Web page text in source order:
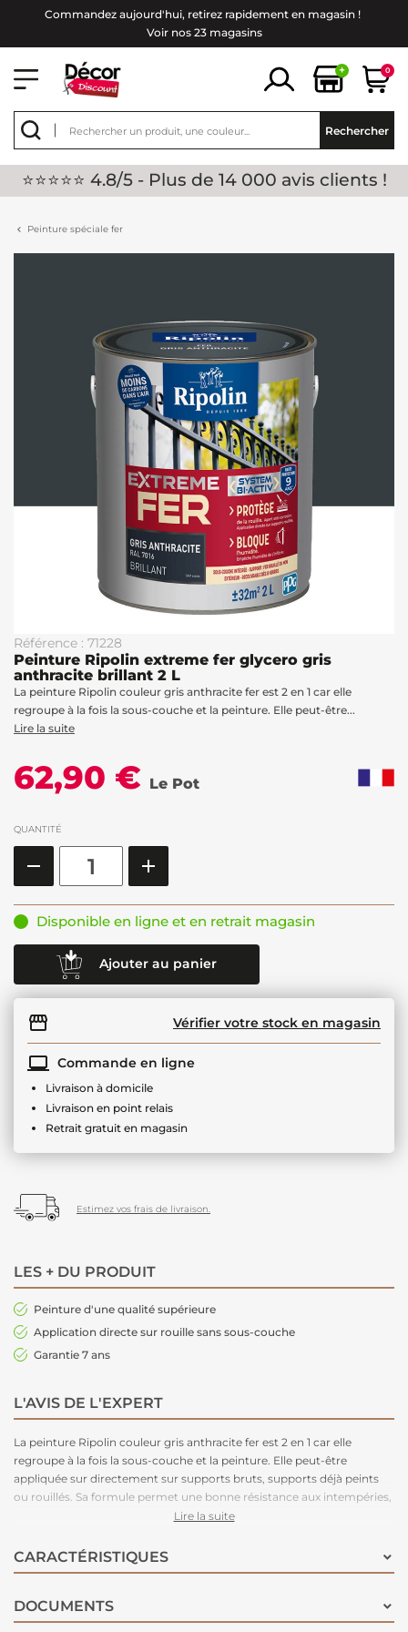
Commandez aujourd'hui, retirez rapidement en magasin !
Voir nos 23 magasins
+ 0
Rechercher
⭐⭐⭐⭐⭐ 4.8/5 - Plus de 14 000 avis clients !
Peinture spéciale fer
Référence : 71228
Peinture Ripolin extreme fer glycero gris
anthracite brillant 2 L
La peinture Ripolin couleur gris anthracite fer est 2 en 1 car elle
regroupe à la fois la sous-couche et la peinture. Elle peut-être...
Lire la suite
62,90 € Le Pot
QUANTITÉ
Disponible en ligne et en retrait magasin
Ajouter au panier
Vérifier votre stock en magasin
Commande en ligne
Livraison à domicile
Livraison en point relais
Retrait gratuit en magasin
Estimez vos frais de livraison.
LES + DU PRODUIT
Peinture d'une qualité supérieure
Application directe sur rouille sans sous-couche
Garantie 7 ans
L'AVIS DE L'EXPERT
La peinture Ripolin couleur gris anthracite fer est 2 en 1 car elle
regroupe à la fois la sous-couche et la peinture. Elle peut-être
appliquée sur directement sur supports bruts, supports déjà peints
ou rouillés. Sa formule permet une bonne résistance aux intempéries,
UV, chocs... Elle est anticorrosion et assure une excellente adhésion
teinter, pour vous offrir une couleur unique. Garantie 7 ans.
Lire la suite
CARACTÉRISTIQUES
DOCUMENTS